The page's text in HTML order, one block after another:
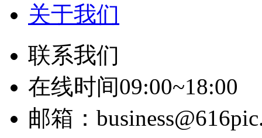
关于我们
联系我们
在线时间09:00~18:00
邮箱：